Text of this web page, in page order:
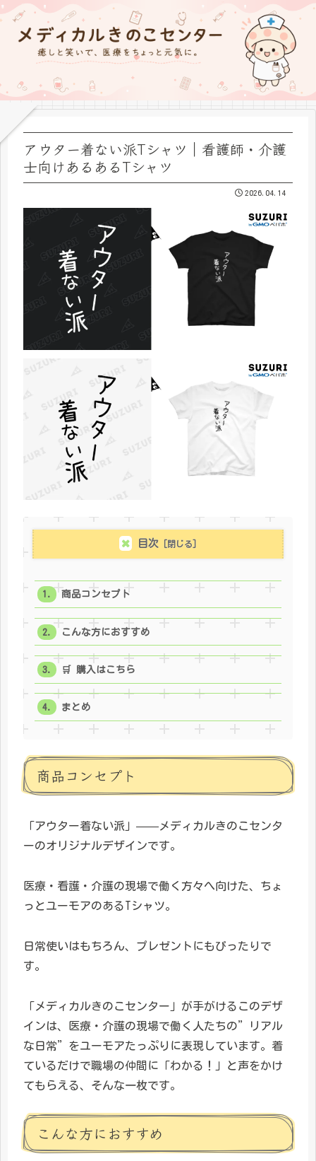
アウター着ない派Tシャツ｜看護師・介護
士向けあるあるTシャツ
2026.04.14
目次
商品コンセプト
こんな方におすすめ
🛒 購入はこちら
まとめ
商品コンセプト
「アウター着ない派」——メディカルきのこセンタ
ーのオリジナルデザインです。
医療・看護・介護の現場で働く方々へ向けた、ちょ
っとユーモアのあるTシャツ。
日常使いはもちろん、プレゼントにもぴったりで
す。
「メディカルきのこセンター」が手がけるこのデザ
インは、医療・介護の現場で働く人たちの”リアル
な日常”をユーモアたっぷりに表現しています。着
ているだけで職場の仲間に「わかる！」と声をかけ
てもらえる、そんな一枚です。
こんな方におすすめ